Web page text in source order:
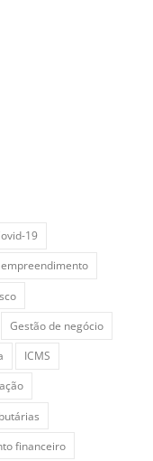
19
empreendimento
Gestão de negócio
ICMS
financeiro